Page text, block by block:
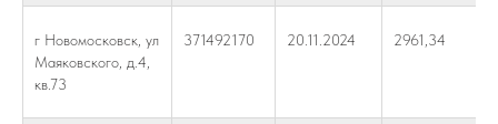
г Новомосковск, ул
Маяковского, д.4,
кв.73
371492170 20.11.2024 2961,34